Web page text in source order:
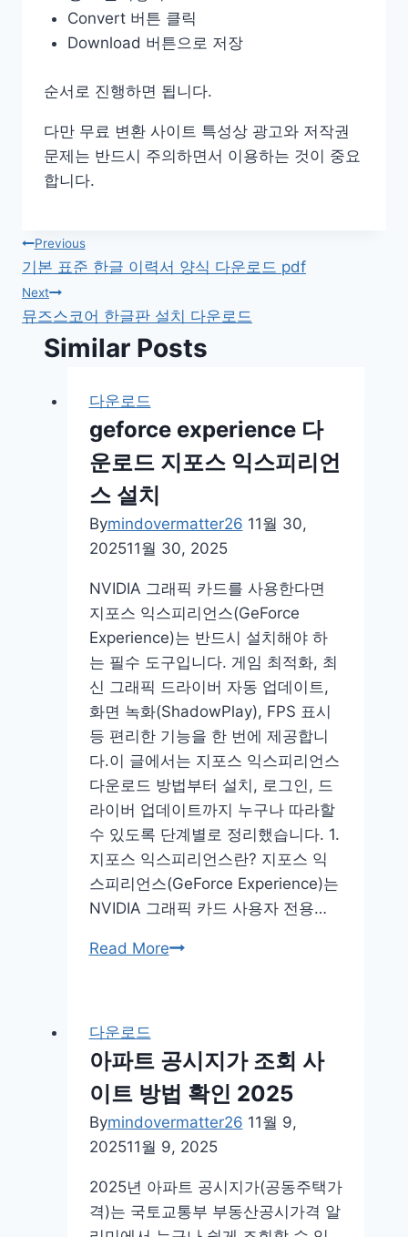
Convert 버튼 클릭
Download 버튼으로 저장
순서로 진행하면 됩니다.
다만 무료 변환 사이트 특성상 광고와 저작권
문제는 반드시 주의하면서 이용하는 것이 중요
합니다.
글
탐
색
Previous
기본 표준 한글 이력서 양식 다운로드 pdf
Next
뮤즈스코어 한글판 설치 다운로드
Similar Posts
다운로드
geforce experience 다
운로드 지포스 익스피리언
스 설치
Bymindovermatter26 11월 30,
202511월 30, 2025
NVIDIA 그래픽 카드를 사용한다면
지포스 익스피리언스(GeForce
Experience)는 반드시 설치해야 하
는 필수 도구입니다. 게임 최적화, 최
신 그래픽 드라이버 자동 업데이트,
화면 녹화(ShadowPlay), FPS 표시
등 편리한 기능을 한 번에 제공합니
다.이 글에서는 지포스 익스피리언스
다운로드 방법부터 설치, 로그인, 드
라이버 업데이트까지 누구나 따라할
수 있도록 단계별로 정리했습니다. 1.
지포스 익스피리언스란? 지포스 익
스피리언스(GeForce Experience)는
NVIDIA 그래픽 카드 사용자 전용…
Read Moregeforce
드
지
포
스
스
피
다운로드
아파트 공시지가 조회 사
이트 방법 확인 2025
Bymindovermatter26 11월 9,
202511월 9, 2025
2025년 아파트 공시지가(공동주택가
격)는 국토교통부 부동산공시가격 알